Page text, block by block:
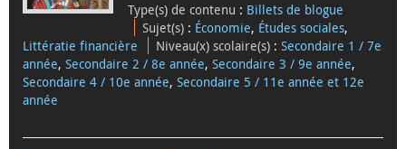
Type(s) de contenu : Billets de blogue
Sujet(s) : Économie, Études sociales,
Littératie financière
Niveau(x) scolaire(s) :Secondaire 1 / 7e
année, Secondaire 2 / 8e année, Secondaire 3 / 9e année,
Secondaire 4 / 10e année, Secondaire 5 / 11e année et 12e
année